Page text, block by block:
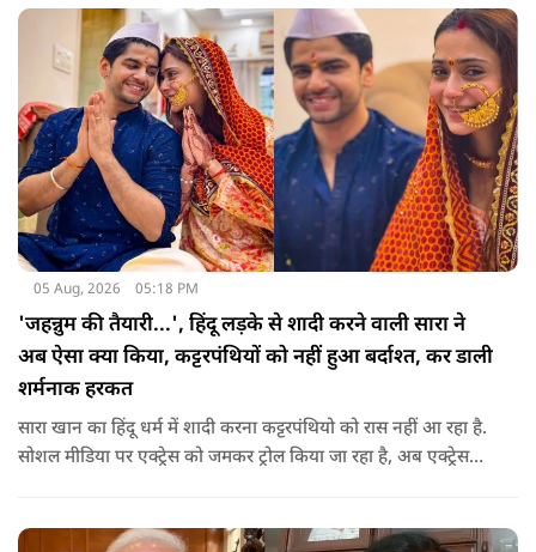
05 Aug, 2026 05:18 PM
'जहन्नुम की तैयारी...', हिंदू लड़के से शादी करने वाली सारा ने
अब ऐसा क्या किया, कट्टरपंथियों को नहीं हुआ बर्दाश्त, कर डाली
शर्मनाक हरकत
सारा खान का हिंदू धर्म में शादी करना कट्टरपंथियो को रास नहीं आ रहा है.
सोशल मीडिया पर एक्ट्रेस को जमकर ट्रोल किया जा रहा है, अब एक्ट्रेस